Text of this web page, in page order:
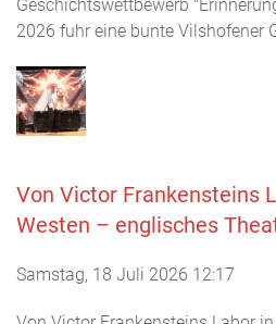
Geschichtswettbewerb
2026 fuhr eine bunte Vilshofener
Von Victor Frankensteins
Westen – englisches
Samstag, 18 Juli 2026 12:17